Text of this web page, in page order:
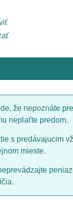
že nepoznáte
neplaťte predom.
s predávajucim
mieste.